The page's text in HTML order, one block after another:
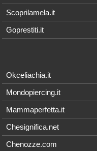
Scoprilamela.it
Goprestiti.it
Okceliachia.it
Mondopiercing.it
Mammaperfetta.it
Chesignifica.net
Chenozze.com